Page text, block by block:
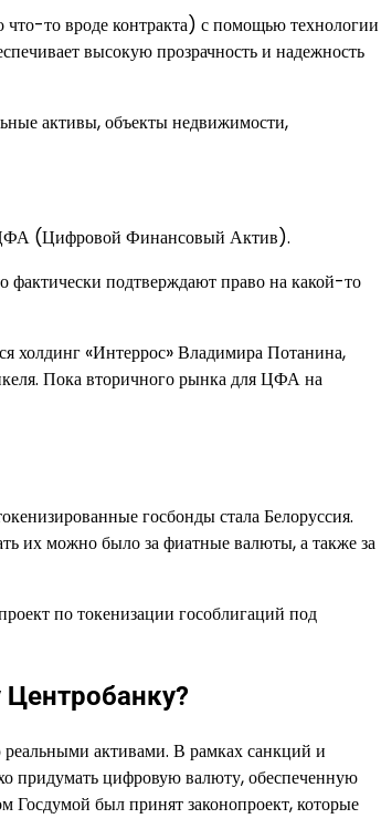
то вроде контракта) с помощью технологии
высокую прозрачность и надежность
активы, объекты недвижимости,
ЦФА (Цифровой Финансовый Актив).
подтверждают право на какой-то
холдинг «Интеррос» Владимира Потанина,
Пока вторичного рынка для ЦФА на
госбонды стала Белоруссия.
можно было за фиатные валюты, а также за
по токенизации гособлигаций под
активами. В рамках санкций и
придумать цифровую валюту, обеспеченную
Госдумой был принят законопроект, которые